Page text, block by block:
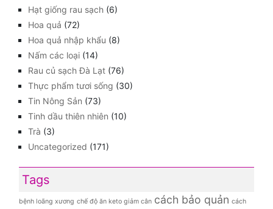
Hạt giống rau sạch (6)
Hoa quả (72)
Hoa quả nhập khẩu (8)
Nấm các loại (14)
Rau củ sạch Đà Lạt (76)
Thực phẩm tươi sống (30)
Tin Nông Sản (73)
Tinh dầu thiên nhiên (10)
Trà (3)
Uncategorized (171)
Tags
bệnh loãng xương chế độ ăn keto giảm cân cách bảo quản cách